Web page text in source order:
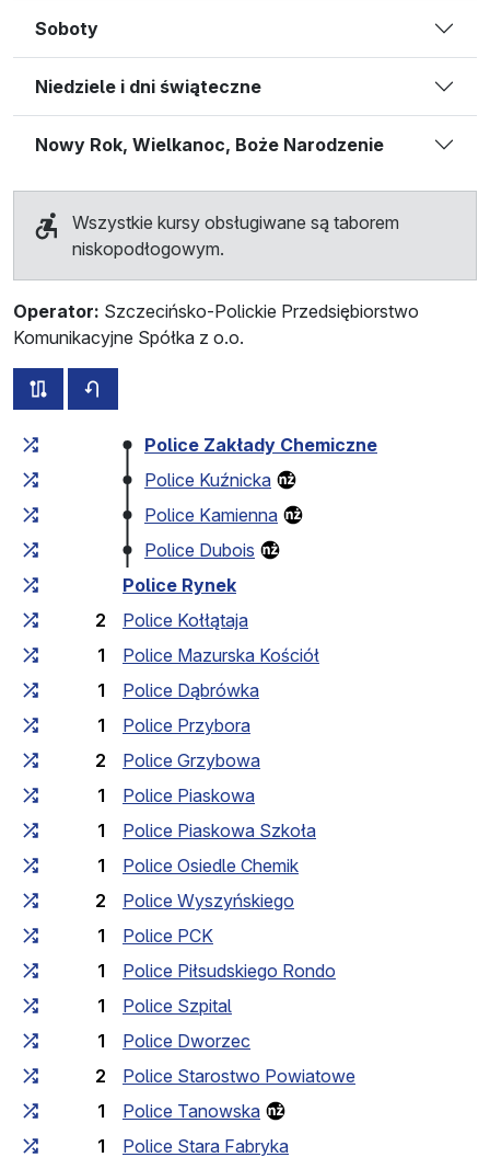
Soboty
Niedziele i dni świąteczne
Nowy Rok, Wielkanoc, Boże Narodzenie
Wszystkie kursy obsługiwane są taborem
niskopodłogowym.
Operator: Szczecińsko-Polickie Przedsiębiorstwo
Komunikacyjne Spółka z o.o.
wszystkie trasy tej linii
Czas przejazdu narastająco Czas przejazdu między
Police Zakłady Chemiczne
Police Kuźnicka
Police Kamienna
Police Dubois
Police Rynek
2
Police Kołłątaja
1
Police Mazurska Kościół
1
Police Dąbrówka
1
Police Przybora
2
Police Grzybowa
1
Police Piaskowa
1
Police Piaskowa Szkoła
1
Police Osiedle Chemik
2
Police Wyszyńskiego
1
Police PCK
1
Police Piłsudskiego Rondo
1
Police Szpital
1
Police Dworzec
2
Police Starostwo Powiatowe
1
Police Tanowska
1
Police Stara Fabryka